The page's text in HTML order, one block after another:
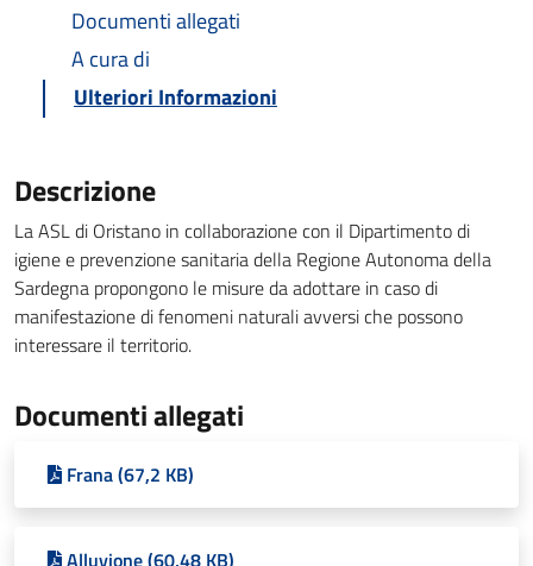
Documenti allegati
A cura di
Ulteriori Informazioni
Descrizione
La ASL di Oristano in collaborazione con il Dipartimento di
igiene e prevenzione sanitaria della Regione Autonoma della
Sardegna propongono le misure da adottare in caso di
manifestazione di fenomeni naturali avversi che possono
interessare il territorio.
Documenti allegati
Frana (67,2 KB)
Alluvione (60,48 KB)